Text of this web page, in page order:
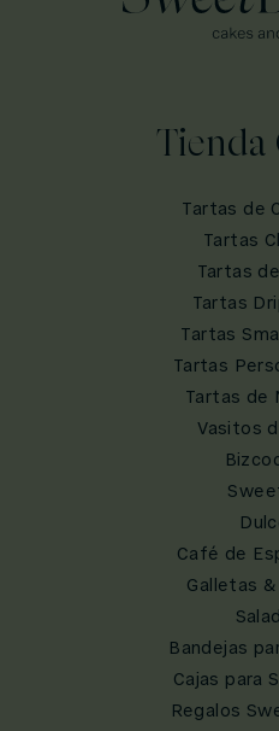
Tienda
Tartas de
Tartas
Tartas
Tartas
Tartas
Tartas
Tartas de
Vasitos
Café de
Galletas
Bandejas
Cajas para
Regalos